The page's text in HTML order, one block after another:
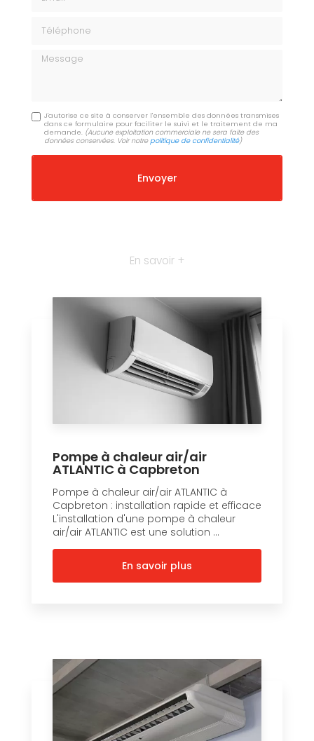
Message
J'autorise ce site à conserver l'ensemble des données transmises
dans ce formulaire pour faciliter le suivi et le traitement de ma
demande. (Aucune exploitation commerciale ne sera faite des
données conservées. Voir notrepolitique de confidentialité)
En savoir +
Pompe à chaleur air/air
ATLANTIC à Capbreton
Pompe à chaleur air/air ATLANTIC à
Capbreton : installation rapide et efficace
L'installation d'une pompe à chaleur
air/air ATLANTIC est une solution ...
En savoir plus